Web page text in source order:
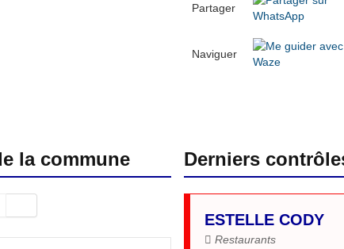
Partager
Naviguer
la commune Derniers
ESTELLE CODY
Restaurants